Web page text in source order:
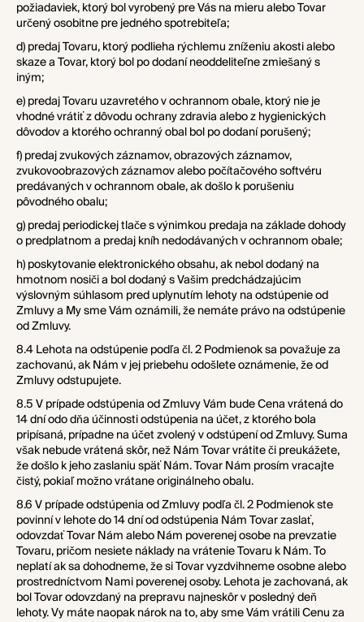
požiadaviek, ktorý bol vyrobený pre Vás na mieru alebo Tovar
určený osobitne pre jedného spotrebiteľa;
d) predaj Tovaru, ktorý podlieha rýchlemu zníženiu akosti alebo
skaze a Tovar, ktorý bol po dodaní neoddeliteľne zmiešaný s
iným;
e) predaj Tovaru uzavretého v ochrannom obale, ktorý nie je
vhodné vrátiť z dôvodu ochrany zdravia alebo z hygienických
dôvodov a ktorého ochranný obal bol po dodaní porušený;
f) predaj zvukových záznamov, obrazových záznamov,
zvukovoobrazových záznamov alebo počítačového softvéru
predávaných v ochrannom obale, ak došlo k porušeniu
pôvodného obalu;
g) predaj periodickej tlače s výnimkou predaja na základe dohody
o predplatnom a predaj kníh nedodávaných v ochrannom obale;
h) poskytovanie elektronického obsahu, ak nebol dodaný na
hmotnom nosiči a bol dodaný s Vašim predchádzajúcim
výslovným súhlasom pred uplynutím lehoty na odstúpenie od
Zmluvy a My sme Vám oznámili, že nemáte právo na odstúpenie
od Zmluvy.
8.4 Lehota na odstúpenie podľa čl. 2 Podmienok sa považuje za
zachovanú, ak Nám v jej priebehu odošlete oznámenie, že od
Zmluvy odstupujete.
8.5 V prípade odstúpenia od Zmluvy Vám bude Cena vrátená do
14 dní odo dňa účinnosti odstúpenia na účet, z ktorého bola
pripísaná, prípadne na účet zvolený v odstúpení od Zmluvy. Suma
však nebude vrátená skôr, než Nám Tovar vrátite či preukážete,
že došlo k jeho zaslaniu späť Nám. Tovar Nám prosím vracajte
čistý, pokiaľ možno vrátane originálneho obalu.
8.6 V prípade odstúpenia od Zmluvy podľa čl. 2 Podmienok ste
povinní v lehote do 14 dní od odstúpenia Nám Tovar zaslať,
odovzdať Tovar Nám alebo Nám poverenej osobe na prevzatie
Tovaru, pričom nesiete náklady na vrátenie Tovaru k Nám. To
neplatí ak sa dohodneme, že si Tovar vyzdvihneme osobne alebo
prostredníctvom Nami poverenej osoby. Lehota je zachovaná, ak
bol Tovar odovzdaný na prepravu najneskôr v posledný deň
lehoty. Vy máte naopak nárok na to, aby sme Vám vrátili Cenu za